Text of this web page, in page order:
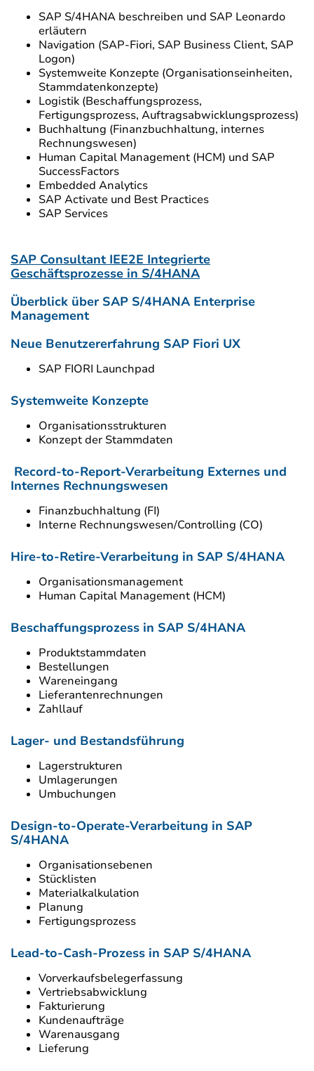
SAP S/4HANA beschreiben und SAP Leonardo
erläutern
Navigation (SAP-Fiori, SAP Business Client, SAP
Logon)
Systemweite Konzepte (Organisationseinheiten,
Stammdatenkonzepte)
Logistik (Beschaffungsprozess,
Fertigungsprozess, Auftragsabwicklungsprozess)
Buchhaltung (Finanzbuchhaltung, internes
Rechnungswesen)
Human Capital Management (HCM) und SAP
SuccessFactors
Embedded Analytics
SAP Activate und Best Practices
SAP Services
SAP Consultant IEE2E Integrierte
Geschäftsprozesse in S/4HANA
Überblick über SAP S/4HANA Enterprise
Management
Neue Benutzererfahrung SAP Fiori UX
SAP FIORI Launchpad
Systemweite Konzepte
Organisationsstrukturen
Konzept der Stammdaten
Record-to-Report-Verarbeitung Externes und
Internes Rechnungswesen
Finanzbuchhaltung (FI)
Interne Rechnungswesen/Controlling (CO)
Hire-to-Retire-Verarbeitung in SAP S/4HANA
Organisationsmanagement
Human Capital Management (HCM)
Beschaffungsprozess in SAP S/4HANA
Produktstammdaten
Bestellungen
Wareneingang
Lieferantenrechnungen
Zahllauf
Lager- und Bestandsführung
Lagerstrukturen
Umlagerungen
Umbuchungen
Design-to-Operate-Verarbeitung in SAP
S/4HANA
Organisationsebenen
Stücklisten
Materialkalkulation
Planung
Fertigungsprozess
Lead-to-Cash-Prozess in SAP S/4HANA
Vorverkaufsbelegerfassung
Vertriebsabwicklung
Fakturierung
Kundenaufträge
Warenausgang
Lieferung